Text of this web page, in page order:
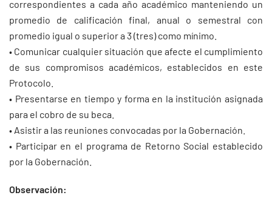
correspondientes a cada año académico manteniendo un
promedio de calificación final, anual o semestral con
promedio igual o superior a 3 (tres) como mínimo.
• Comunicar cualquier situación que afecte el cumplimiento
de sus compromisos académicos, establecidos en este
Protocolo.
• Presentarse en tiempo y forma en la institución asignada
para el cobro de su beca.
• Asistir a las reuniones convocadas por la Gobernación.
• Participar en el programa de Retorno Social establecido
por la Gobernación.
Observación: